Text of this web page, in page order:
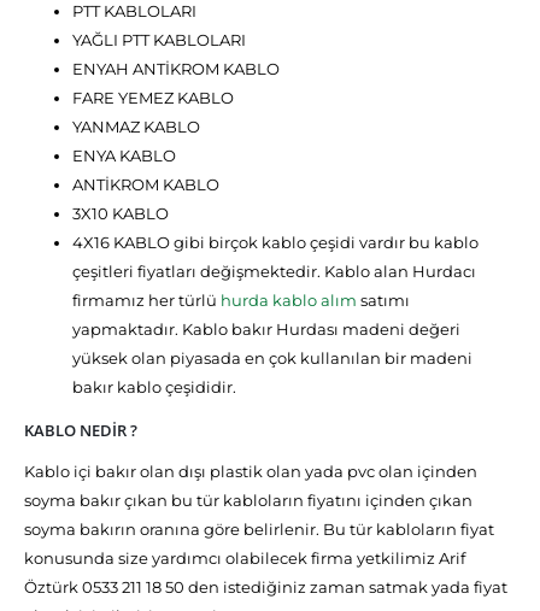
PTT KABLOLARI
YAĞLI PTT KABLOLARI
ENYAH ANTİKROM KABLO
FARE YEMEZ KABLO
YANMAZ KABLO
ENYA KABLO
ANTİKROM KABLO
3X10 KABLO
4X16 KABLO gibi birçok kablo çeşidi vardır bu kablo
çeşitleri fiyatları değişmektedir. Kablo alan Hurdacı
firmamız her türlü hurda kablo alım satımı
yapmaktadır. Kablo bakır Hurdası madeni değeri
yüksek olan piyasada en çok kullanılan bir madeni
bakır kablo çeşididir.
KABLO NEDİR ?
Kablo içi bakır olan dışı plastik olan yada pvc olan içinden
soyma bakır çıkan bu tür kabloların fiyatını içinden çıkan
soyma bakırın oranına göre belirlenir. Bu tür kabloların fiyat
konusunda size yardımcı olabilecek firma yetkilimiz Arif
Öztürk 0533 211 18 50 den istediğiniz zaman satmak yada fiyat